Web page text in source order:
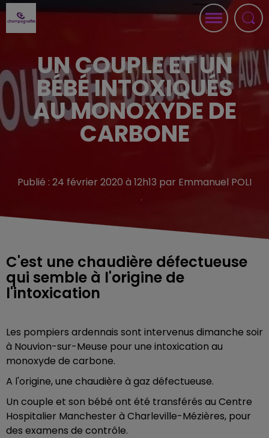
UN COUPLE ET UN
BÉBÉ INTOXIQUÉS
AU MONOXYDE DE
CARBONE
Publié : 24 février 2020 à 12h13 par Emmanuel POLI
C'est une chaudière défectueuse
qui semble à l'origine de
l'intoxication
Les pompiers ardennais sont intervenus dimanche soir
à Nouvion-sur-Meuse pour une intoxication au
monoxyde de carbone.
A l'origine, une chaudière à gaz défectueuse.
Un couple et son bébé ont été transférés au Centre
Hospitalier Manchester à Charleville-Mézières, pour
des examens de contrôle.